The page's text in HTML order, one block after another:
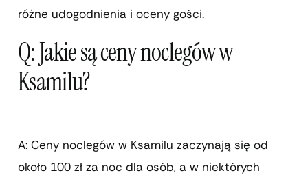
różne udogodnienia i oceny gości.
Q: Jakie są ceny noclegów w
Ksamilu?
A: Ceny noclegów w Ksamilu zaczynają się od
około 100 zł za noc dla osób, a w niektórych